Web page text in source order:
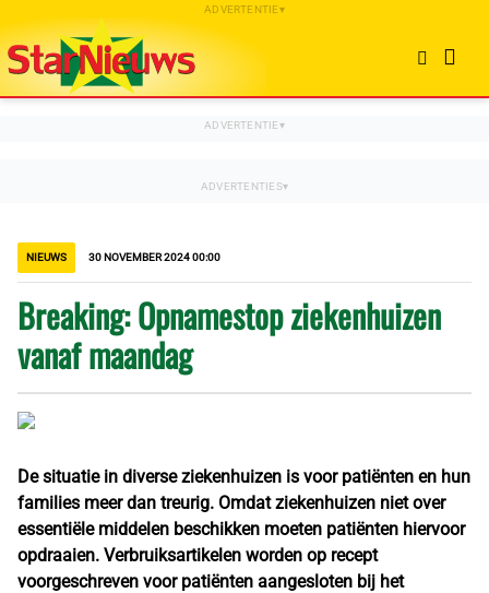
NIEUWS 30 NOVEMBER 2024 00:00
Breaking: Opnamestop ziekenhuizen
vanaf maandag
De situatie in diverse ziekenhuizen is voor patiënten en hun
families meer dan treurig. Omdat ziekenhuizen niet over
essentiële middelen beschikken moeten patiënten hiervoor
opdraaien. Verbruiksartikelen worden op recept
voorgeschreven voor patiënten aangesloten bij het